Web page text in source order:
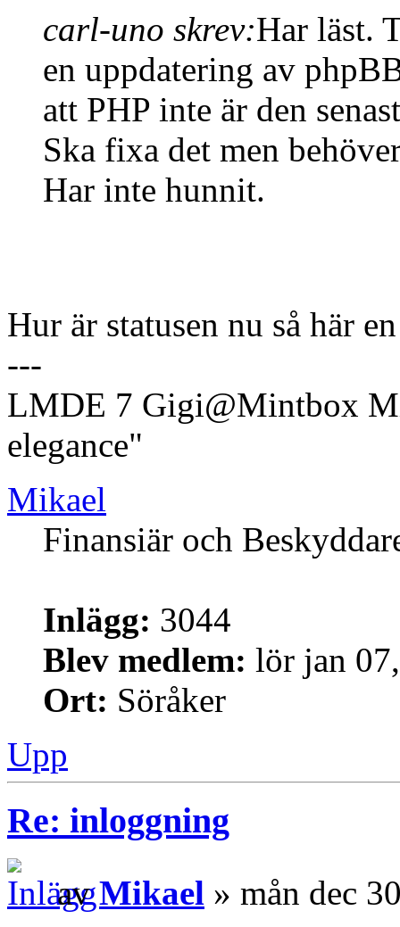
carl-uno skrev:Har läst.
en uppdatering av
att PHP inte är den
Ska fixa det men
Har inte hunnit.
Hur är statusen nu så här
---
LMDE 7 Gigi@Mintbox
elegance"
Mikael
Finansiär och
Inlägg: 3044
Blev medlem: lör jan
Ort: Söråker
Upp
Re: inloggning
avMikael » mån dec